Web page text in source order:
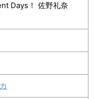
Days！ 佐野礼奈